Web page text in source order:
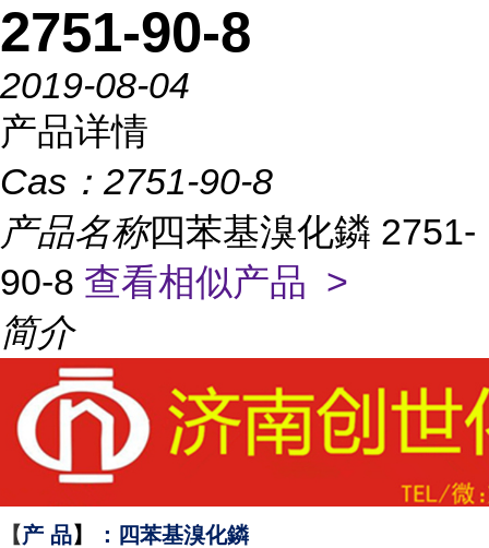
2751-90-8
2019-08-04
产品详情
Cas： 2751-90-8
产品名称四苯基溴化鏻 2751-
90-8 查看相似产品 >
简介
【产 品】
：四苯基溴化鏻